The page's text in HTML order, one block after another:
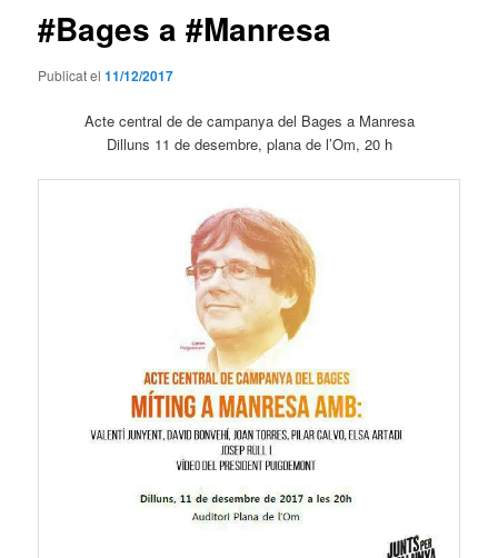
#Bages a #Manresa
Publicat el11/12/2017
Acte central de de campanya del Bages a Manresa
Dilluns 11 de desembre, plana de l’Om, 20 h